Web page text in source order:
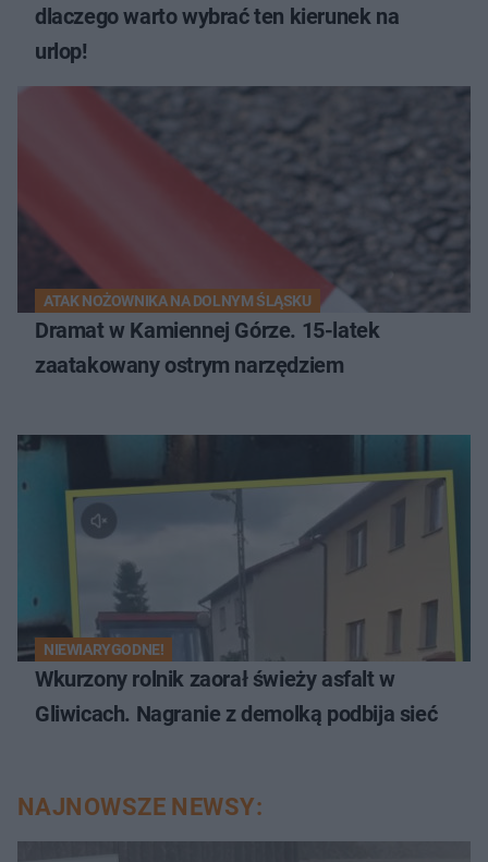
dlaczego warto wybrać ten kierunek na
urlop!
ATAK NOŻOWNIKA NA DOLNYM ŚLĄSKU
Dramat w Kamiennej Górze. 15-latek
zaatakowany ostrym narzędziem
NIEWIARYGODNE!
Wkurzony rolnik zaorał świeży asfalt w
Gliwicach. Nagranie z demolką podbija sieć
NAJNOWSZE NEWSY: